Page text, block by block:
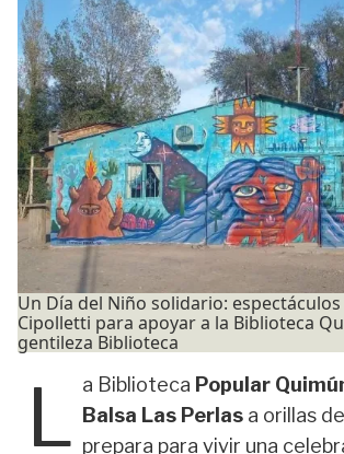
Un Día del Niño solidario:
Cipolletti para apoyar a la Biblioteca
gentileza Biblioteca
L a Biblioteca Popular
Balsa Las Perlas a orillas
prepara para vivir una